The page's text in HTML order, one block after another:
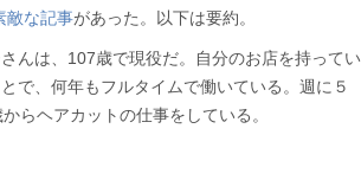
敵な記事があった。以下は要約。
んは、107歳で現役だ。自分のお店を持ってい
で、何年もフルタイムで働いている。週に５
らヘアカットの仕事をしている。